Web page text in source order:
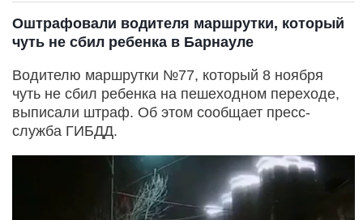
Оштрафовали водителя маршрутки, который
чуть не сбил ребенка в Барнауле
Водителю маршрутки №77, который 8 ноября
чуть не сбил ребенка на пешеходном переходе,
выписали штраф. Об этом сообщает пресс-
служба ГИБДД.